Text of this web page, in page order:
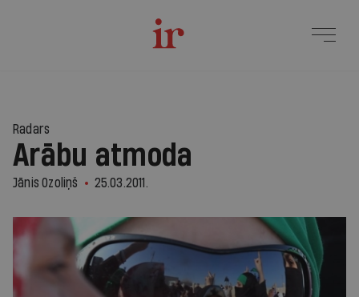
Radars
Arābu atmoda
Jānis Ozoliņš 25.03.2011.